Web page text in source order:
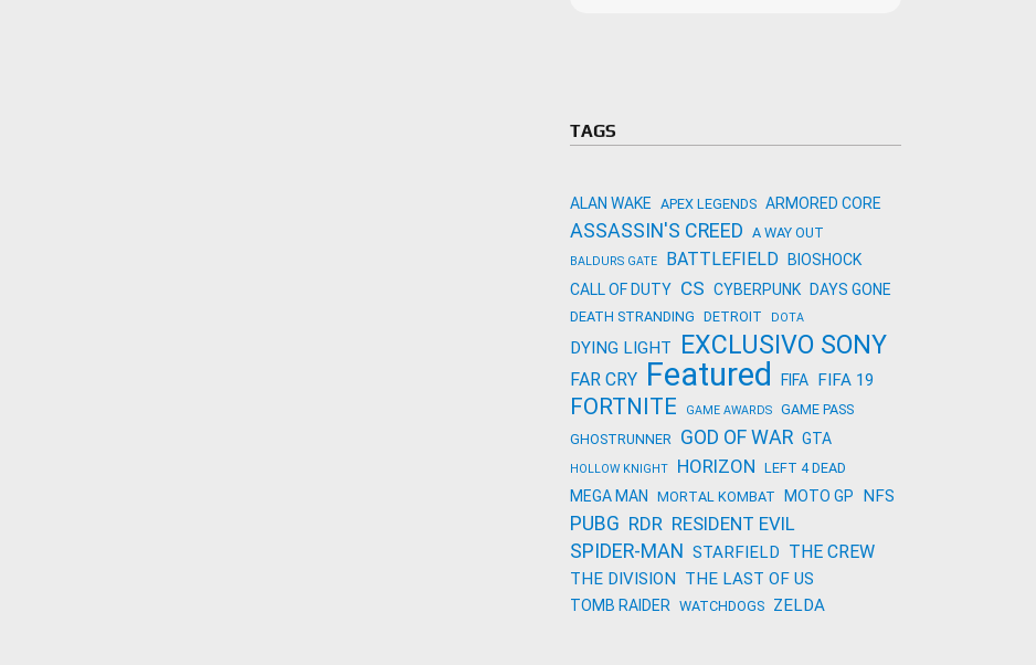
TAGS
ALAN WAKE APEX LEGENDS ARMORED CORE
ASSASSIN'S CREED A WAY OUT
BALDURS GATE BATTLEFIELD
BIOSHOCK
CALL OF DUTY CS CYBERPUNK DAYS GONE
DEATH STRANDING DETROIT DOTA
DYING LIGHT EXCLUSIVO SONY
FAR CRY Featured FIFA FIFA 19
FORTNITE GAME AWARDS
GAME PASS
GHOSTRUNNER GOD OF WAR GTA
HOLLOW KNIGHT HORIZON LEFT 4 DEAD
MEGA MAN MORTAL KOMBAT MOTO GP NFS
PUBG RDR RESIDENT EVIL
SPIDER-MAN STARFIELD THE CREW
THE DIVISION THE LAST OF US
TOMB RAIDER WATCHDOGS ZELDA